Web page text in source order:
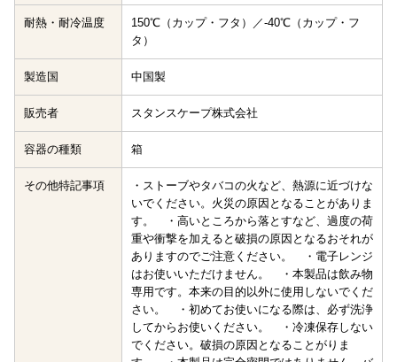
耐熱・耐冷温度
150℃（カップ・フタ）／-40℃（カップ・フ
タ）
製造国 中国製
販売者 スタンスケープ株式会社
容器の種類 箱
その他特記事項
・ストーブやタバコの火など、熱源に近づけな
いでください。火災の原因となることがありま
す。 ・高いところから落とすなど、過度の荷
重や衝撃を加えると破損の原因となるおそれが
ありますのでご注意ください。 ・電子レンジ
はお使いいただけません。 ・本製品は飲み物
専用です。本来の目的以外に使用しないでくだ
さい。 ・初めてお使いになる際は、必ず洗浄
してからお使いください。 ・冷凍保存しない
でください。破損の原因となることがりま